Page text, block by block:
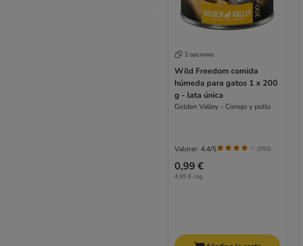
2 opciones
Wild Freedom comida
húmeda para gatos 1 x 200
g - lata única
Golden Valley - Conejo y pollo
0,99 €
4,95 € / kg
Valorar: 4.4/5 (550)